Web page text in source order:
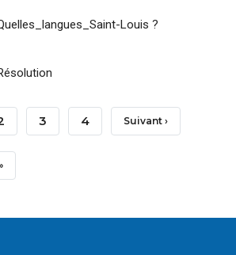
Louis ?
Page
3 Page
4 Page
Suivant ›